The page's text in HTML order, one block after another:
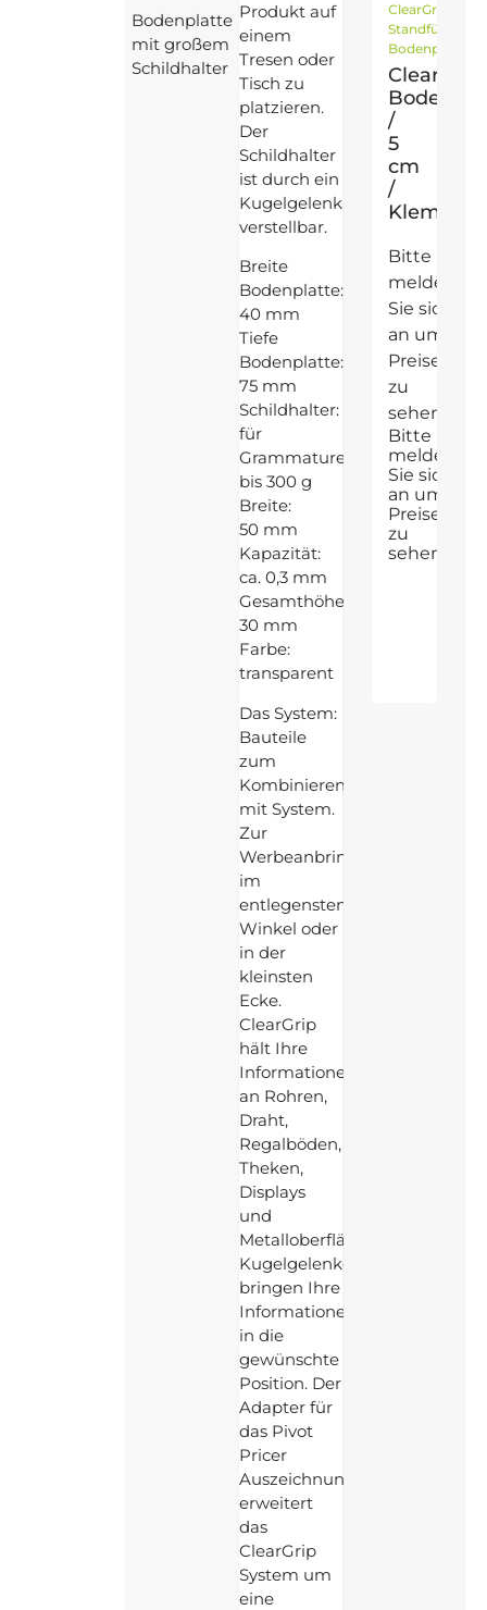
Bodenplatte
mit großem
Schildhalter
Produkt auf
einem
Tresen oder
Tisch zu
platzieren.
Der
Schildhalter
ist durch ein
Kugelgelenk
verstellbar.
Breite
Bodenplatte:
40 mm
Tiefe
Bodenplatte:
75 mm
Schildhalter:
für
Grammaturen
bis 300 g
Breite:
50 mm
Kapazität:
ca. 0,3 mm
Gesamthöhe:
30 mm
Farbe:
transparent
Das System:
Bauteile
zum
Kombinieren
mit System.
Zur
Werbeanbringung
im
entlegensten
Winkel oder
in der
kleinsten
Ecke.
ClearGrip
hält Ihre
Informationen
an Rohren,
Draht,
Regalböden,
Theken,
Displays
und
Metalloberflächen!
Kugelgelenke
bringen Ihre
Informationen
in die
gewünschte
Position. Der
Adapter für
das Pivot
Pricer
Auszeichnungssystem
erweitert
das
ClearGrip
System um
eine
ClearGrip
Standfüße &
Bodenplatten
ClearGrip:
/
5
cm
/
Bitte
melden
Sie sich
an um
Preise
zu
sehen
Bitte
melden
Sie sich
an um
Preise
zu
sehen